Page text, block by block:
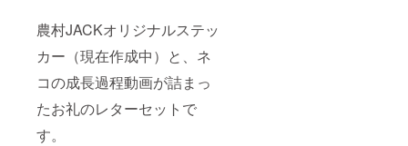
農村JACKオリジナルステッ
カー（現在作成中）と、ネ
コの成長過程動画が詰まっ
たお礼のレターセットで
す。